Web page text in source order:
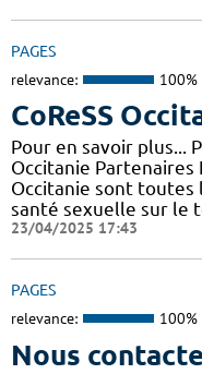
PAGES
relevance: 100%
CoReSS
Pour en savoir plus...
Occitanie Partenaires
Occitanie sont toutes
santé sexuelle sur le
23/04/2025 17:43
PAGES
relevance: 100%
Nous